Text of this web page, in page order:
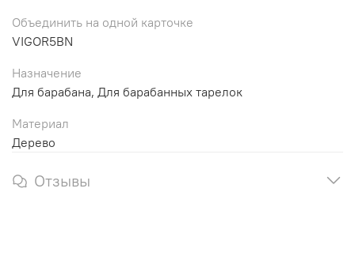
Объединить на одной карточке
VIGOR5BN
Назначение
Для барабана, Для барабанных тарелок
Материал
Дерево
Отзывы